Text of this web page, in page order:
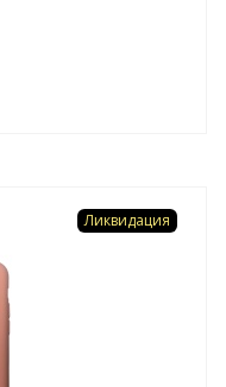
Ликвидация